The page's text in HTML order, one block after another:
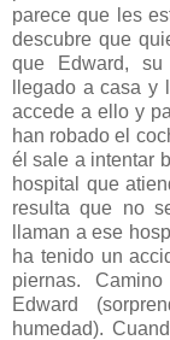
parece que les
descubre que
que Edward,
llegado a casa
accede a ello y
han robado el
él sale a intentar
hospital que
resulta que no
llaman a ese
ha tenido un
piernas.
Edward
humedad).